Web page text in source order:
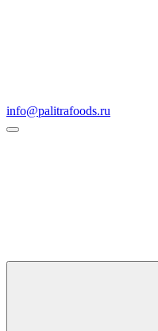
info@palitrafoods.ru